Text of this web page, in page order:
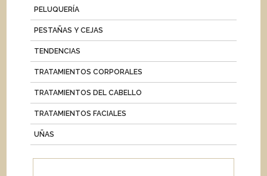
PELUQUERÍA
PESTAÑAS Y CEJAS
TENDENCIAS
TRATAMIENTOS CORPORALES
TRATAMIENTOS DEL CABELLO
TRATAMIENTOS FACIALES
UÑAS